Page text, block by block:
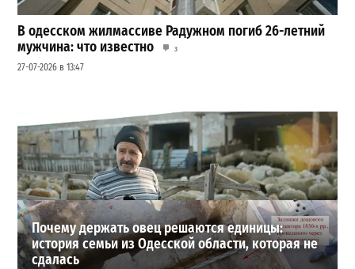
В одесском жилмассиве Радужном погиб 26-летний
мужчина: что известно
3
27-07-2026 в 13:47
Шезлонги, бунгало и VIP-зоны: сколько придется
заплатить за отдых в Аркадии
21-07-2026 в 19:23
ВИБОР РЕДАКЦИИ
Почему держать овец решаются единицы:
история семьи из Одесской области, которая не
сдалась